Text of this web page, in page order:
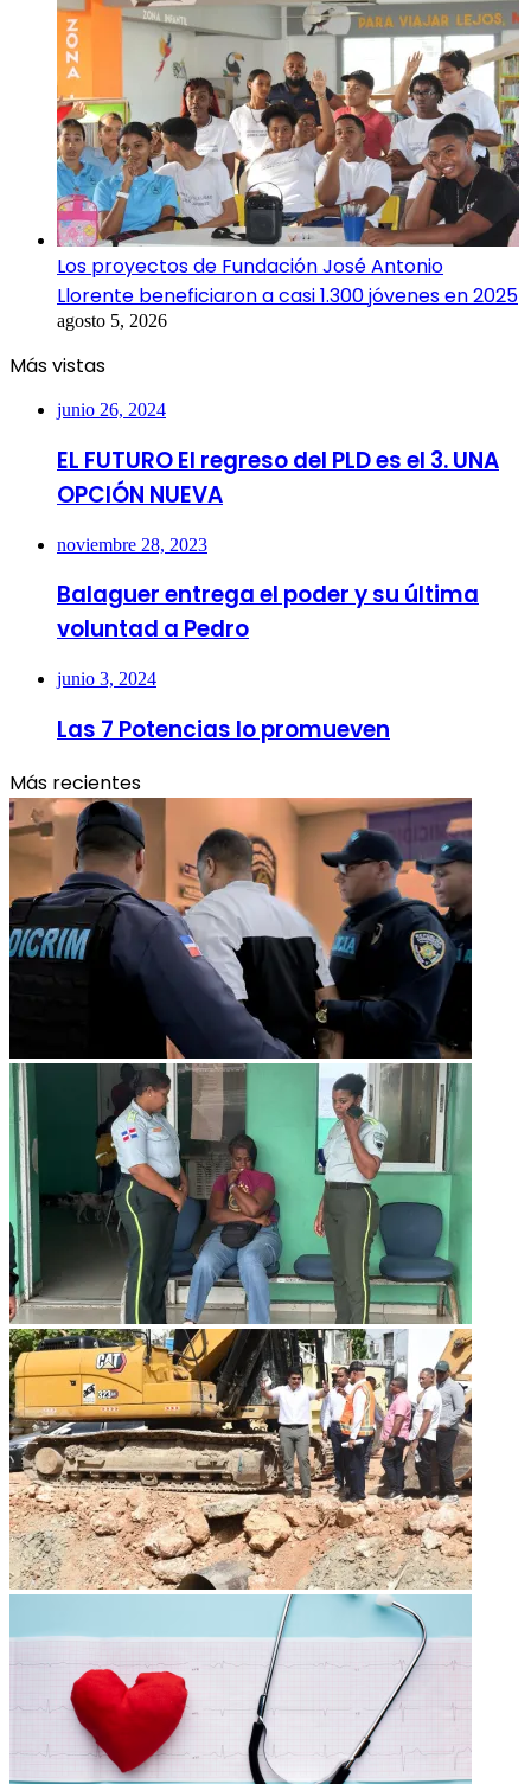
Los proyectos de Fundación José Antonio
Llorente beneficiaron a casi 1.300 jóvenes en 2025
agosto 5, 2026
Más vistas
junio 26, 2024
EL FUTURO El regreso del PLD es el 3. UNA
OPCIÓN NUEVA
noviembre 28, 2023
Balaguer entrega el poder y su última
voluntad a Pedro
junio 3, 2024
Las 7 Potencias lo promueven
Más recientes